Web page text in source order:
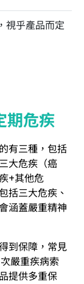
視乎產品而定
期危疾
有三種，包括
大危疾（癌
+其他危
括三大危疾、
涵蓋嚴重精神
到保障，常見
嚴重疾病索
提供多重保